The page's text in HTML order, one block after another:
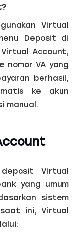
Virtual
Deposit di
Virtual Account,
nomor VA yang
berhasil,
ke akun
manual.
deposit Virtual
yang umum
sistem
ini, Virtual